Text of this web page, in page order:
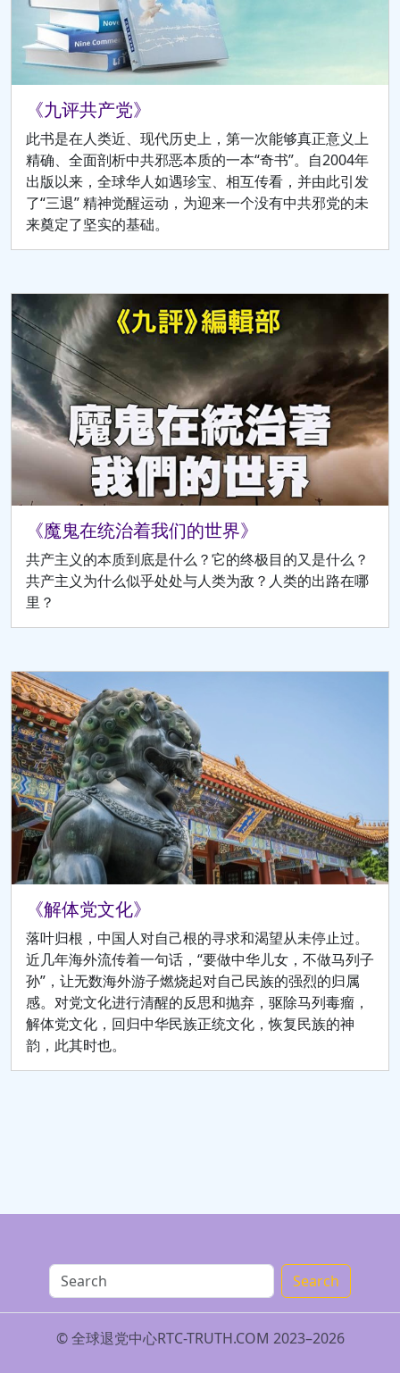
《九评共产党》
此书是在人类近、现代历史上，第一次能够真正意义上
精确、全面剖析中共邪恶本质的一本“奇书”。自2004年
出版以来，全球华人如遇珍宝、相互传看，并由此引发
了“三退” 精神觉醒运动，为迎来一个没有中共邪党的未
来奠定了坚实的基础。
《魔鬼在统治着我们的世界》
共产主义的本质到底是什么？它的终极目的又是什么？
共产主义为什么似乎处处与人类为敌？人类的出路在哪
里？
《解体党文化》
落叶归根，中国人对自己根的寻求和渴望从未停止过。
近几年海外流传着一句话，“要做中华儿女，不做马列子
孙”，让无数海外游子燃烧起对自己民族的强烈的归属
感。对党文化进行清醒的反思和抛弃，驱除马列毒瘤，
解体党文化，回归中华民族正统文化，恢复民族的神
韵，此其时也。
Search
© 全球退党中心RTC-TRUTH.COM 2023–2026